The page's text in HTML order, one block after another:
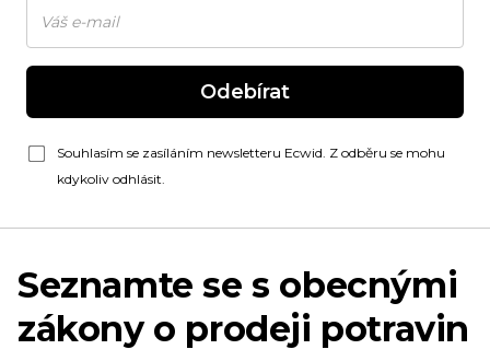
Odebírat
Souhlasím se zasíláním newsletteru Ecwid. Z odběru se mohu
kdykoliv odhlásit.
Seznamte se s obecnými
zákony o prodeji potravin